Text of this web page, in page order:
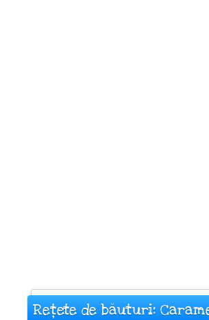
Rețete de băuturi: